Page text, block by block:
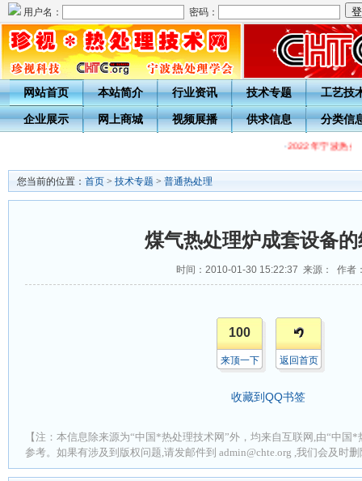
用户名： 密码：
网站首页 本站简介 行业资讯 技术专题 工艺技
企业展示 网上商城 视频展播 供求信息 分类信
·2022年宁波热处
您当前的位置： 首页 > 技术专题 > 普通热处理
煤气热处理炉成套设备
时间：2010-01-30 15:22:37 来源： 作者
100
来顶一下 返回首页
收藏到QQ书签
【注：本信息除来源为“中国*热处理技术网”外，均来自互联网,由“中国
参考。如果有涉及到版权问题,请发邮件到 admin@chte.org ,我们会及时